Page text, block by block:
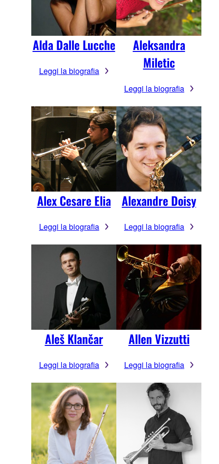
Alda Dalle Lucche
Leggi la biografia
Aleksandra
Miletic
Leggi la biografia
Alex Cesare Elia
Leggi la biografia
Alexandre Doisy
Leggi la biografia
Aleš Klančar
Leggi la biografia
Allen Vizzutti
Leggi la biografia